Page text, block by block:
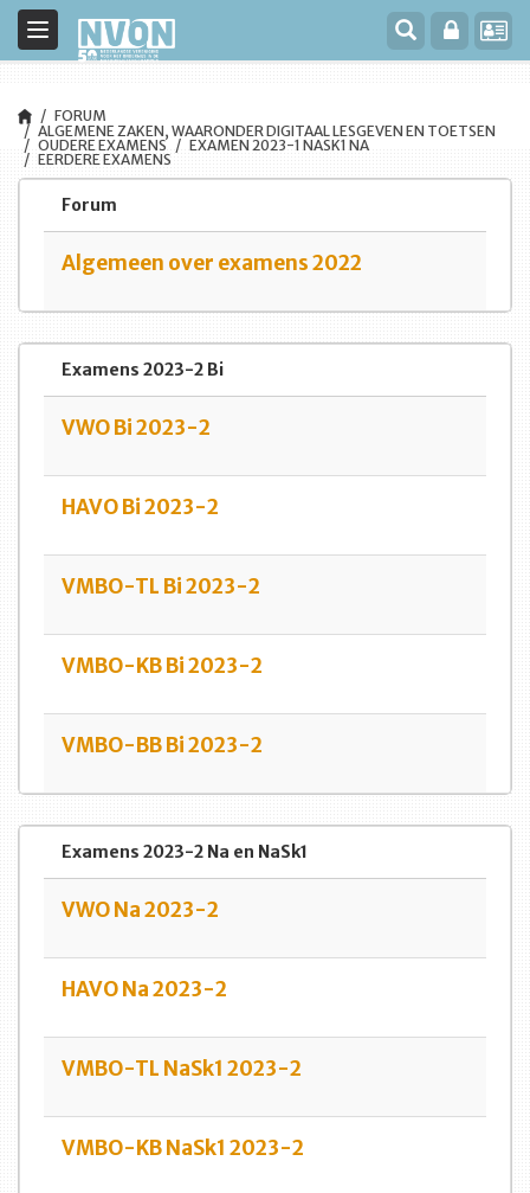
Toggle
navigation
FORUM
ALGEMENE ZAKEN, WAARONDER DIGITAAL LESGEVEN EN TOETSEN
OUDERE EXAMENS
EXAMEN 2023-1 NASK1 NA
EERDERE EXAMENS
Forum
Algemeen over examens 2022
Examens 2023-2 Bi
VWO Bi 2023-2
HAVO Bi 2023-2
VMBO-TL Bi 2023-2
VMBO-KB Bi 2023-2
VMBO-BB Bi 2023-2
Examens 2023-2 Na en NaSk1
VWO Na 2023-2
HAVO Na 2023-2
VMBO-TL NaSk1 2023-2
VMBO-KB NaSk1 2023-2